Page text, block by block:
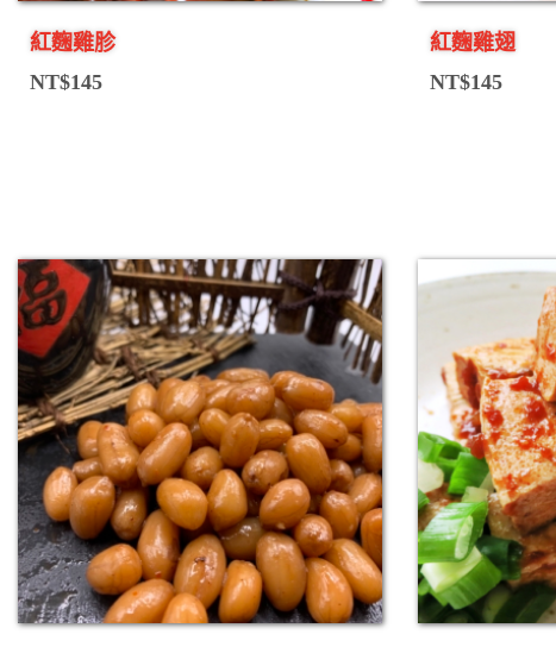
紅麴雞胗
NT$145
紅麴雞翅
NT$145